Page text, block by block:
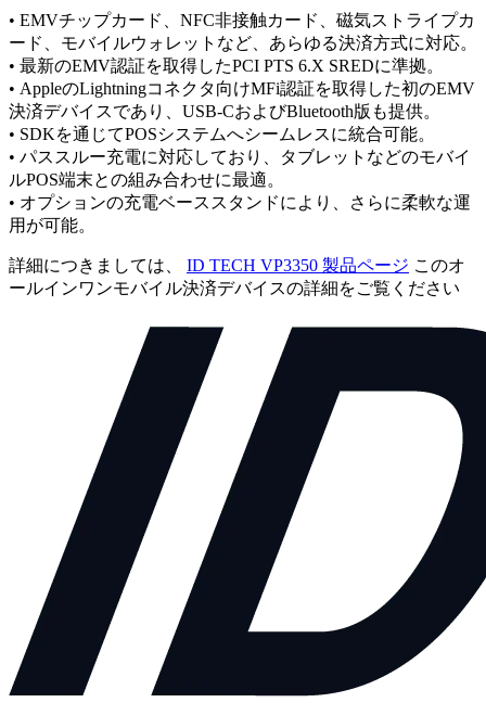
• EMVチップカード、NFC非接触カード、磁気ストライプカ
ード、モバイルウォレットなど、あらゆる決済方式に対応。
• 最新のEMV認証を取得したPCI PTS 6.X SREDに準拠。
• AppleのLightningコネクタ向けMFi認証を取得した初のEMV
決済デバイスであり、USB-CおよびBluetooth版も提供。
• SDKを通じてPOSシステムへシームレスに統合可能。
• パススルー充電に対応しており、タブレットなどのモバイ
ルPOS端末との組み合わせに最適。
• オプションの充電ベーススタンドにより、さらに柔軟な運
用が可能。
詳細につきましては、 ID TECH VP3350 製品ページ このオ
ールインワンモバイル決済デバイスの詳細をご覧ください